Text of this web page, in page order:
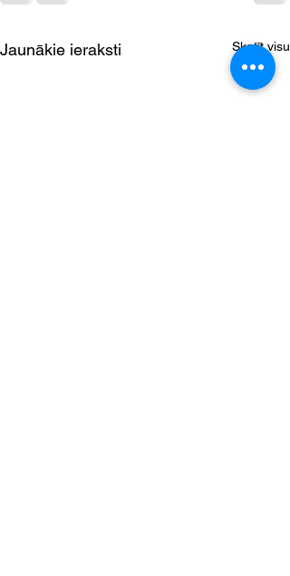
Jaunākie ieraksti Skatīt visu